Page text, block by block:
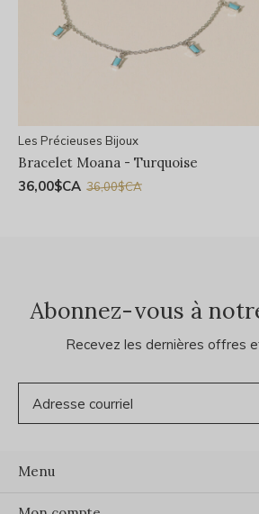
Les Précieuses Bijoux
Bracelet Moana - Turquoise
36,00$CA 36,00$CA
Abonnez-vous à
Recevez les dernières offres
Menu